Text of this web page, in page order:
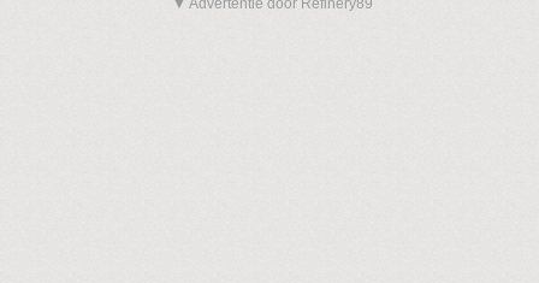
▼ Advertentie door Refinery89